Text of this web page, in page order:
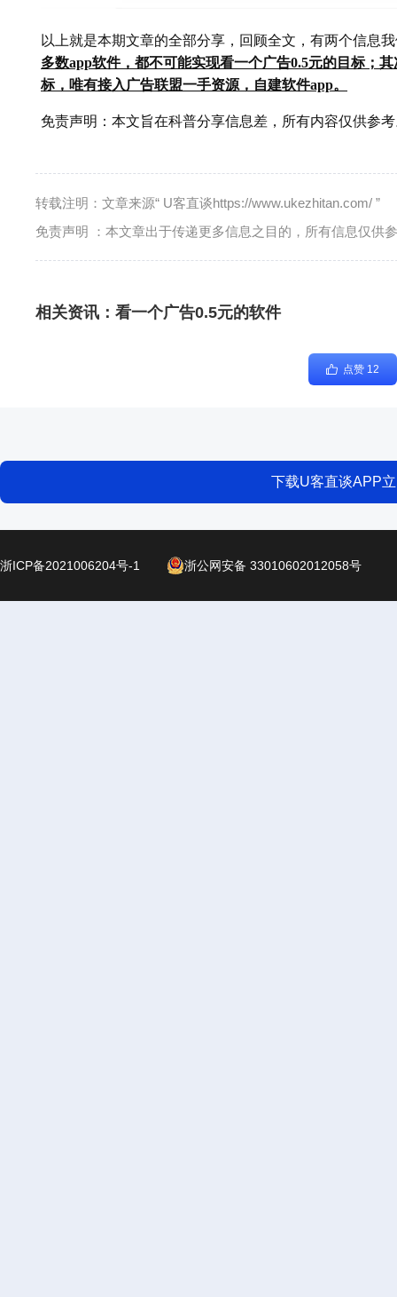
以上就是本期文章的全部分享，回顾全文，有两个信息
多数app软件，都不可能实现看一个广告0.5元的目标；
标，唯有接入广告联盟一手资源，自建软件app。
免责声明：本文旨在科普分享信息差，所有内容仅供参
转载注明：文章来源“ U客直谈https://www.ukezhitan.com/ ”
免责声明 ：本文章出于传递更多信息之目的，所有信息仅供
相关资讯： 看一个广告0.5元的软件
点赞 12
下载U客直谈APP
浙ICP备2021006204号-1 浙公网安备 33010602012058号